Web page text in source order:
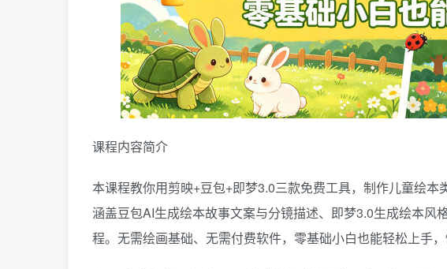
课程内容简介
本课程教你用剪映+豆包+即梦3.0三款免费工具，制作儿童绘本
涵盖豆包AI生成绘本故事文案与分镜描述、即梦3.0生成绘本风
程。无需绘画基础、无需付费软件，零基础小白也能轻松上手